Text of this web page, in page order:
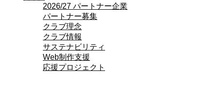
2026/27 パートナー企業
パートナー募集
クラブ理念
クラブ情報
サステナビリティ
Web制作支援
応援プロジェクト